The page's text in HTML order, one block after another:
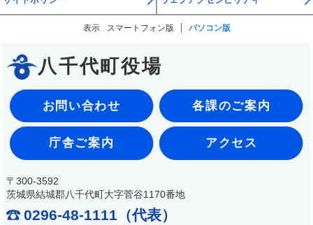
表示 スマートフォン版 パソコン版
八千代町役場
お問い合わせ 各課のご案内
庁舎ご案内 アクセス
〒300-3592
茨城県結城郡八千代町大字菅谷1170番地
0296-48-1111（代表）